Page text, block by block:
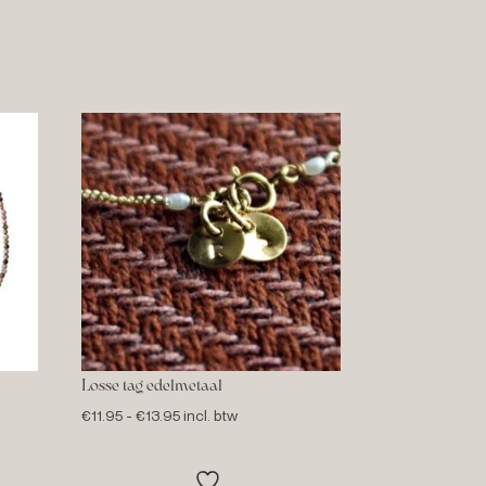
Losse tag edelmetaal
€11.95 - €13.95Prijsklasse:
tot
incl. btw